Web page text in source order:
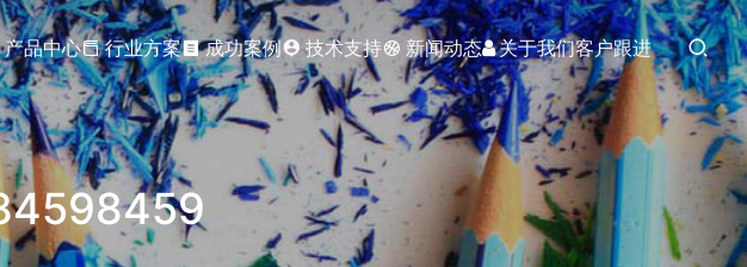
产品中心 行业方案 成功案例 技术支持 新闻动态 关于我们客户跟进